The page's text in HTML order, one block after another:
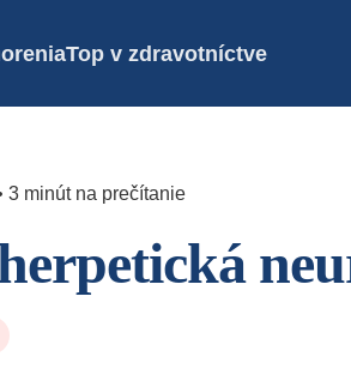
Top v zdravotníctve
3 minút na prečítanie